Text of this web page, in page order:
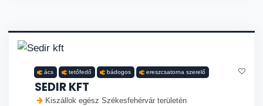
ács tetőfedő bádogos ereszcsatorna szerelő
SEDIR KFT
Kiszállok egész Székesfehérvár területén